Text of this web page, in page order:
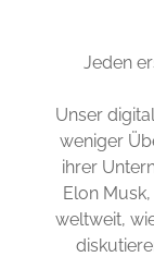
Jeden
Unser
weniger
ihrer
Elon
weltweit,